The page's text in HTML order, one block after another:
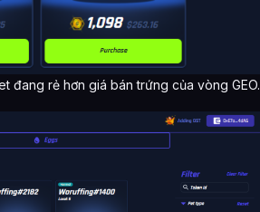
đang rẻ hơn giá bán trứng của vòng GEO.